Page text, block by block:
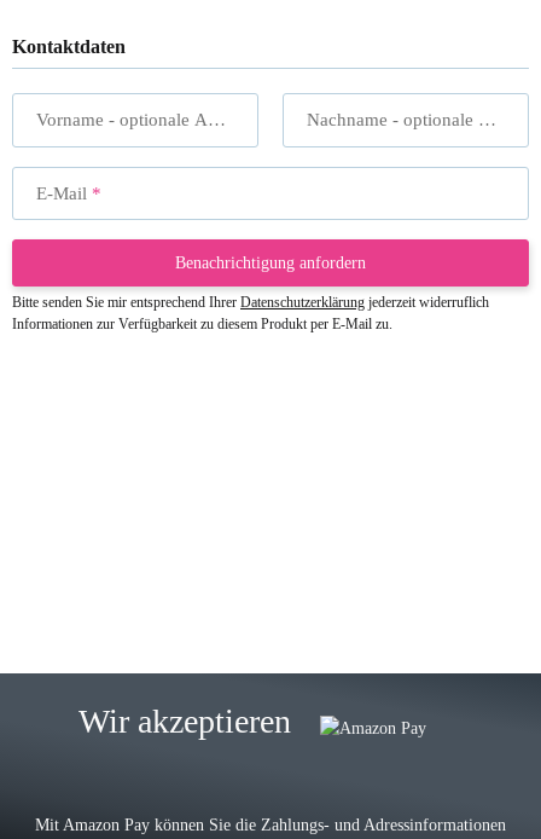
Kontaktdaten
Vorname - optionale Angabe Nachname - optionale Angabe
E-Mail
Benachrichtigung anfordern
Bitte senden Sie mir entsprechend Ihrer Datenschutzerklärung jederzeit widerruflich
Informationen zur Verfügbarkeit zu diesem Produkt per E-Mail zu.
Lieferung, man kann bedenkenlos
Wir akzeptieren
Mit Amazon Pay können Sie die Zahlungs- und Adressinformationen